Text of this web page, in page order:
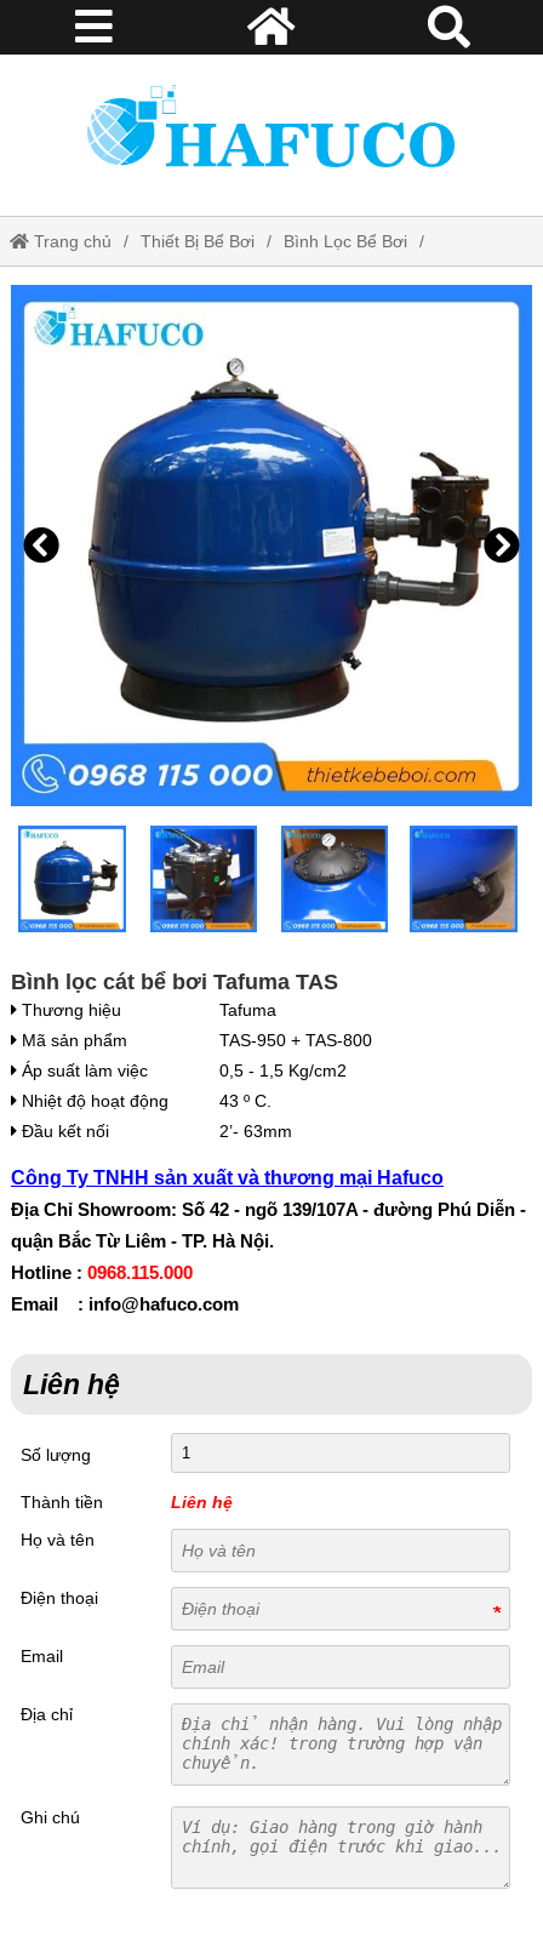
Trang chủ Thiết Bị Bể Bơi Bình Lọc Bể Bơi
Bình lọc cát bể bơi Tafuma TAS
Bình lọc cát bể bơi Tafuma TAS
Thương hiệu
Tafuma
Mã sản phẩm
TAS-950 + TAS-800
Áp suất làm việc
0,5 - 1,5 Kg/cm2
Nhiệt độ hoạt động
43 º C.
Đầu kết nối
2’- 63mm
Công Ty TNHH sản xuất và thương mại Hafuco
Địa Chỉ Showroom: Số 42 - ngõ 139/107A - đường Phú Diễn -
quận Bắc Từ Liêm - TP. Hà Nội.
Hotline : 0968.115.000
Email : info@hafuco.com
Liên hệ
Số lượng
Thành tiền
Liên hệ
Họ và tên
Điện thoại
Email
Địa chỉ
Ghi chú